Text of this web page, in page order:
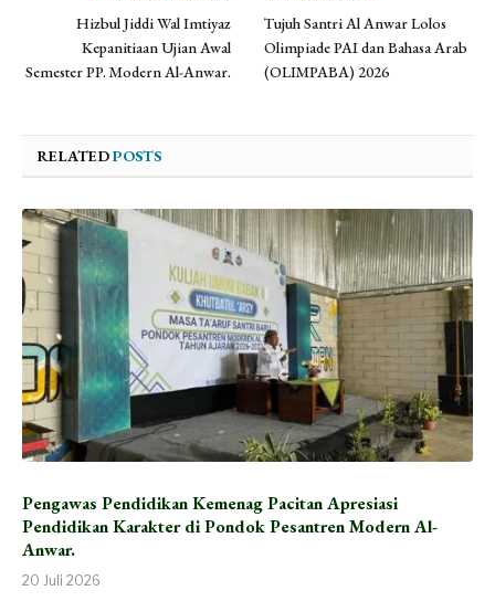
Hizbul Jiddi Wal Imtiyaz
Kepanitiaan Ujian Awal
Semester PP. Modern Al-Anwar.
Tujuh Santri Al Anwar Lolos
Olimpiade PAI dan Bahasa Arab
(OLIMPABA) 2026
RELATEDPOSTS
Pengawas Pendidikan Kemenag Pacitan Apresiasi
Pendidikan Karakter di Pondok Pesantren Modern Al-
Anwar.
20 Juli 2026